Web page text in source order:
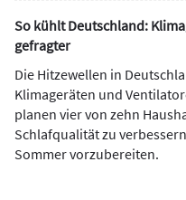
So kühlt Deutschland:
gefragter
Die Hitzewellen in
Klimageräten und
planen vier von zehn
Schlafqualität zu
Sommer vorzubereiten.